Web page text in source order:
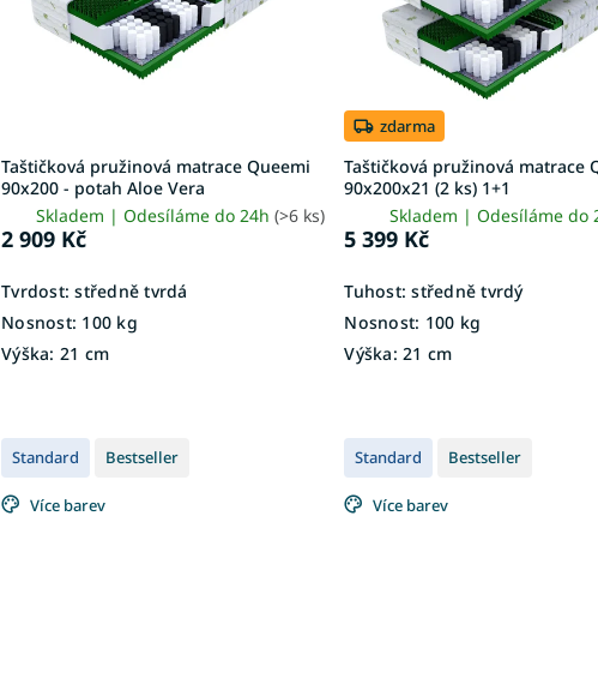
ů
Taštičková pružinová matrace Queemi
90x200 - potah Aloe Vera
Skladem | Odesíláme do 24h(>6 ks)
2 909 Kč
Tvrdost: středně tvrdá
Nosnost: 100 kg
Výška: 21 cm
zdarma
Taštičková pružinová matrace
90x200x21 (2 ks) 1+1
Skladem | Odesíláme do
5 399 Kč
Tuhost: středně tvrdý
Nosnost: 100 kg
Výška: 21 cm
Standard Bestseller
Více barev
Standard Bestseller
Více barev